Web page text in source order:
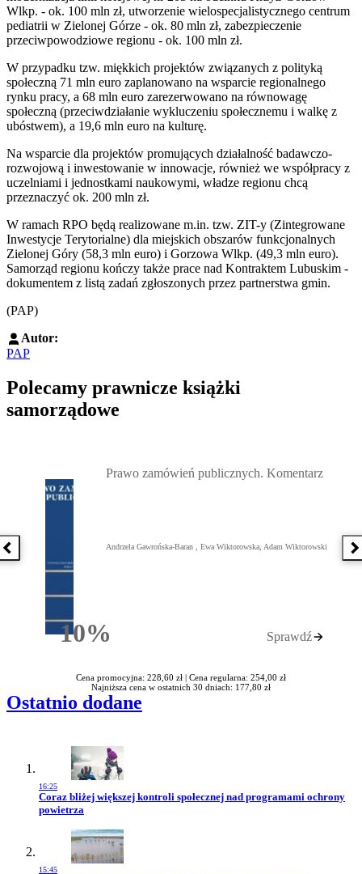
Wlkp. - ok. 100 mln zł, utworzenie wielospecjalistycznego centrum
pediatrii w Zielonej Górze - ok. 80 mln zł, zabezpieczenie
przeciwpowodziowe regionu - ok. 100 mln zł.
W przypadku tzw. miękkich projektów związanych z polityką
społeczną 71 mln euro zaplanowano na wsparcie regionalnego
rynku pracy, a 68 mln euro zarezerwowano na równowagę
społeczną (przeciwdziałanie wykluczeniu społecznemu i walkę z
ubóstwem), a 19,6 mln euro na kulturę.
Na wsparcie dla projektów promujących działalność badawczo-
rozwojową i inwestowanie w innowacje, również we współpracy z
uczelniami i jednostkami naukowymi, władze regionu chcą
przeznaczyć ok. 200 mln zł.
W ramach RPO będą realizowane m.in. tzw. ZIT-y (Zintegrowane
Inwestycje Terytorialne) dla miejskich obszarów funkcjonalnych
Zielonej Góry (58,3 mln euro) i Gorzowa Wlkp. (49,3 mln euro).
Samorząd regionu kończy także prace nad Kontraktem Lubuskim -
dokumentem z listą zadań zgłoszonych przez partnerstwa gmin.
(PAP)
Autor:
PAP
Polecamy prawnicze książki
samorządowe
Poprzednia książka
10%Rabatu
Prawo zamówień publicznych. Komentarz
Andrzela Gawrońska-Baran , Ewa Wiktorowska, Adam Wiktorowski
Sprawdź
Cena promocyjna: 228,60 zł | Cena regularna: 254,00 zł
Najniższa cena w ostatnich 30 dniach: 177,80 zł
Ostatnio dodane
16:25
Przejdź do artykułu:
Coraz bliżej większej kontroli społecznej nad programami ochrony
powietrza
15:45